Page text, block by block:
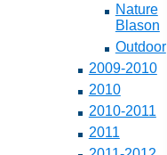
Nature
Blason
Outdoor
2009-2010
2010
2010-2011
2011